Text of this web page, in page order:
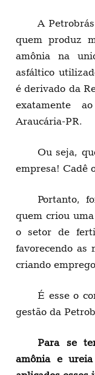
A
quem produz
amônia na
asfáltico
é derivado da
exatamente
Araucária-PR.
Ou seja,
empresa! Cadê
Portanto,
quem criou
o setor de
favorecendo as
criando
É esse o
gestão da
Para se
amônia e